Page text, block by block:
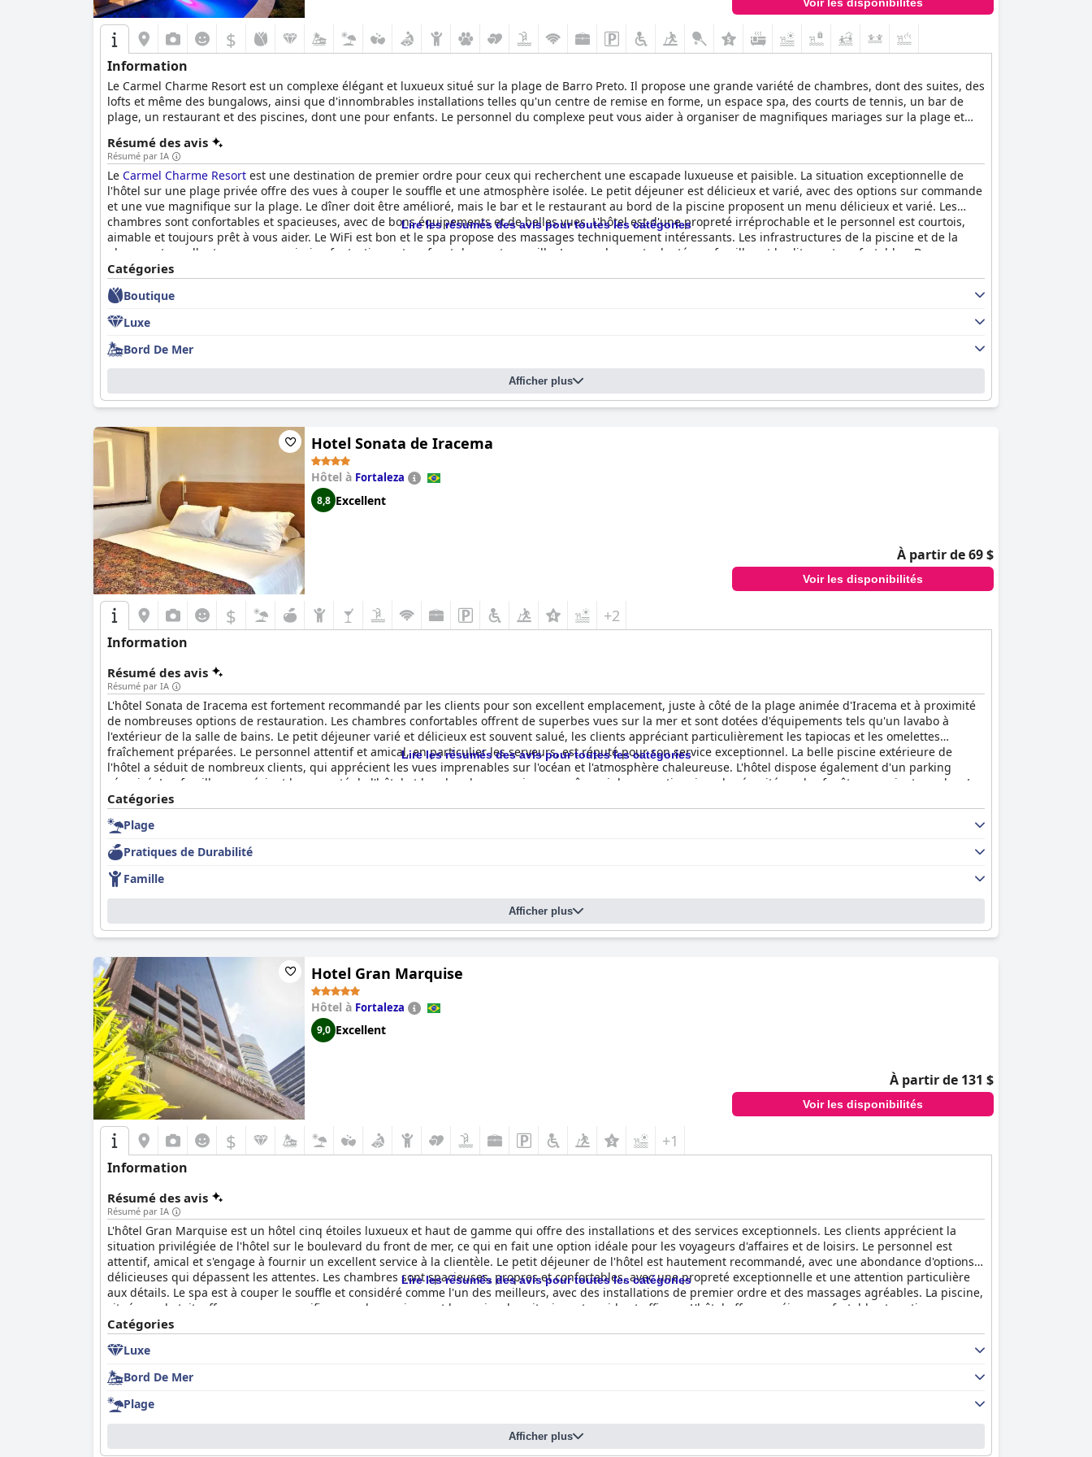
$
Information
Le Carmel Charme Resort est un complexe élégant et luxueux situé sur la plage de Barro Preto. Il propose une grande variété de chambres, dont des suites, des
lofts et même des bungalows, ainsi que d'innombrables installations telles qu'un centre de remise en forme, un espace spa, des courts de tennis, un bar de
plage, un restaurant et des piscines, dont une pour enfants. Le personnel du complexe peut vous aider à organiser de magnifiques mariages sur la plage et
Résumé des avis
Résumé par IA
Le Carmel Charme Resort est une destination de premier ordre pour ceux qui recherchent une escapade luxueuse et paisible. La situation exceptionnelle de
l'hôtel sur une plage privée offre des vues à couper le souffle et une atmosphère isolée. Le petit déjeuner est délicieux et varié, avec des options sur commande
et une vue magnifique sur la plage. Le dîner doit être amélioré, mais le bar et le restaurant au bord de la piscine proposent un menu délicieux et varié. Les
chambres sont confortables et spacieuses, avec de bons équipements et de belles vues. L'hôtel est d'une propreté irréprochable et le personnel est courtois,
aimable et toujours prêt à vous aider. Le WiFi est bon et le spa propose des massages techniquement intéressants. Les infrastructures de la piscine et de la
plage sont excellentes, avec une piscine fantastique et un front de mer tranquille. Le complexe est adapté aux familles et les lits sont confortables. Dans
l'ensemble, le
inoubliables.
Lire les résumés des avis pour toutes les catégories
Catégories
Boutique
Luxe
Bord De Mer
Afficher plus
Hotel Sonata de Iracema
Hôtel à Fortaleza
8,8 Excellent
À partir de 69 $
Voir les disponibilités
$ +2
Information
Résumé des avis
Résumé par IA
L'hôtel Sonata de Iracema est fortement recommandé par les clients pour son excellent emplacement, juste à côté de la plage animée d'Iracema et à proximité
de nombreuses options de restauration. Les chambres confortables offrent de superbes vues sur la mer et sont dotées d'équipements tels qu'un lavabo à
l'extérieur de la salle de bains. Le petit déjeuner varié et délicieux est souvent salué, les clients appréciant particulièrement les tapiocas et les omelettes
fraîchement préparées. Le personnel attentif et amical, en particulier les serveurs, est réputé pour son service exceptionnel. La belle piscine extérieure de
l'hôtel a séduit de nombreux clients, qui apprécient les vues imprenables sur l'océan et l'atmosphère chaleureuse. L'hôtel dispose également d'un parking
sécurisé. Les familles apprécient la propreté de l'hôtel et les chambres spacieuses, même si des moustiquaires de sécurité sur les fenêtres seraient un plus. Les
lits sont systématiquement décrits comme confortables et offrant une nuit de sommeil paisible. Dans l'ensemble, l'hôtel Sonata de Iracema offre un excellent
rapport qualité-prix avec un service et un emplacement de qualité.
Lire les résumés des avis pour toutes les catégories
Catégories
Plage
Pratiques de Durabilité
Famille
Afficher plus
Hotel Gran Marquise
Hôtel à Fortaleza
9,0 Excellent
À partir de 131 $
Voir les disponibilités
$ +1
Information
Résumé des avis
Résumé par IA
L'hôtel Gran Marquise est un hôtel cinq étoiles luxueux et haut de gamme qui offre des installations et des services exceptionnels. Les clients apprécient la
situation privilégiée de l'hôtel sur le boulevard du front de mer, ce qui en fait une option idéale pour les voyageurs d'affaires et de loisirs. Le personnel est
attentif, amical et s'engage à fournir un excellent service à la clientèle. Le petit déjeuner de l'hôtel est hautement recommandé, avec une abondance d'options
délicieuses qui dépassent les attentes. Les chambres sont spacieuses, propres et confortables, avec une propreté exceptionnelle et une attention particulière
aux détails. Le spa est à couper le souffle et considéré comme l'un des meilleurs, avec des installations de premier ordre et des massages agréables. La piscine,
située sur le toit, offre une vue magnifique sur les environs et le service de voiturier est rapide et efficace. L'hôtel offre un séjour confortable et pratique pour
les clients à la recherche d'une bonne nuit de sommeil. Dans l'ensemble, l'
hauteur de son classement cinq étoiles.
Lire les résumés des avis pour toutes les catégories
Catégories
Luxe
Bord De Mer
Plage
Afficher plus